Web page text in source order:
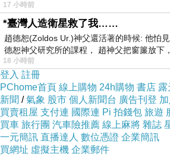
幾個月的接觸下
他已經能掌握我的喜好
知道我喜歡漫畫
聊天過程總會由他描述一些很
17 小時前
*臺灣人造衛星救了我……
趙德恕(Zoldos Ur.)神父還活著的時候: 他怕
德恕神父研究所的課程， 趙神父把窗簾放下
18 小時前
登入 註冊
PChome首頁 線上購物 24h購物 書店 露
新聞 /氣象 股市 個人新聞台 廣告刊登
買賣租屋 支付連 國際連 Pi 拍錢包 旅遊
買車 旅行團 汽車險推薦 線上麻將 雜誌
一元簡訊 直播達人 數位憑證 企業簡訊
買網址 虛擬主機 企業郵件